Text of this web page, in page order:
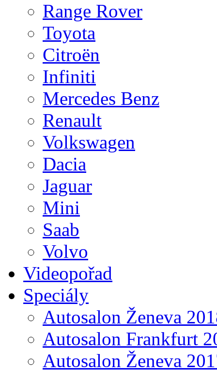
Range Rover
Toyota
Citroën
Infiniti
Mercedes Benz
Renault
Volkswagen
Dacia
Jaguar
Mini
Saab
Volvo
Videopořad
Speciály
Autosalon Ženeva
Autosalon Frankfurt
Autosalon Ženeva